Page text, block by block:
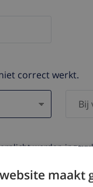
correct werkt.
worden
worden nooit
maakt